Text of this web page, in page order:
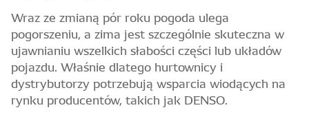
Wraz ze zmianą pór roku pogoda ulega
pogorszeniu, a zima jest szczególnie skuteczna w
ujawnianiu wszelkich słabości części lub układów
pojazdu. Właśnie dlatego hurtownicy i
dystrybutorzy potrzebują wsparcia wiodących na
rynku producentów, takich jak DENSO.